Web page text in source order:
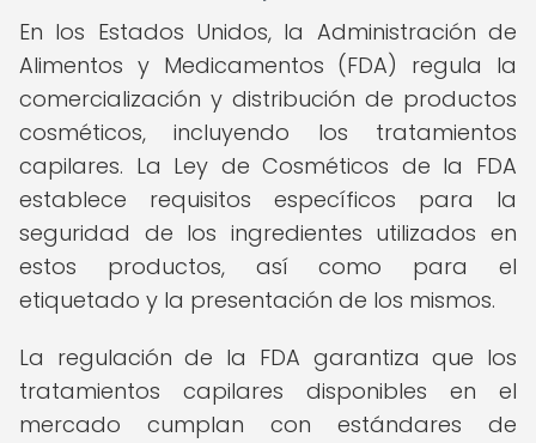
En los Estados Unidos, la Administración de
Alimentos y Medicamentos (FDA) regula la
comercialización y distribución de productos
cosméticos, incluyendo los tratamientos
capilares. La Ley de Cosméticos de la FDA
establece requisitos específicos para la
seguridad de los ingredientes utilizados en
estos productos, así como para el
etiquetado y la presentación de los mismos.
La regulación de la FDA garantiza que los
tratamientos capilares disponibles en el
mercado cumplan con estándares de